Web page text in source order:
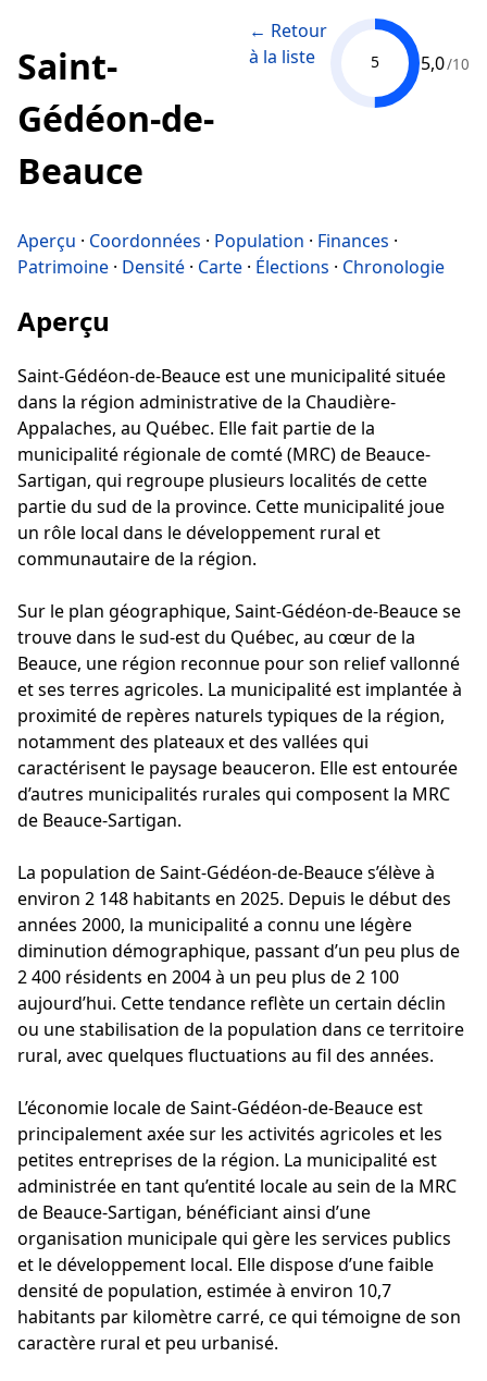
Saint-
Gédéon-de-
Beauce
← Retour
à la liste
5 5,0/10
Aperçu · Coordonnées · Population · Finances ·
Patrimoine · Densité · Carte · Élections · Chronologie
Aperçu
Saint-Gédéon-de-Beauce est une municipalité située
dans la région administrative de la Chaudière-
Appalaches, au Québec. Elle fait partie de la
municipalité régionale de comté (MRC) de Beauce-
Sartigan, qui regroupe plusieurs localités de cette
partie du sud de la province. Cette municipalité joue
un rôle local dans le développement rural et
communautaire de la région.
Sur le plan géographique, Saint-Gédéon-de-Beauce se
trouve dans le sud-est du Québec, au cœur de la
Beauce, une région reconnue pour son relief vallonné
et ses terres agricoles. La municipalité est implantée à
proximité de repères naturels typiques de la région,
notamment des plateaux et des vallées qui
caractérisent le paysage beauceron. Elle est entourée
d’autres municipalités rurales qui composent la MRC
de Beauce-Sartigan.
La population de Saint-Gédéon-de-Beauce s’élève à
environ 2 148 habitants en 2025. Depuis le début des
années 2000, la municipalité a connu une légère
diminution démographique, passant d’un peu plus de
2 400 résidents en 2004 à un peu plus de 2 100
aujourd’hui. Cette tendance reflète un certain déclin
ou une stabilisation de la population dans ce territoire
rural, avec quelques fluctuations au fil des années.
L’économie locale de Saint-Gédéon-de-Beauce est
principalement axée sur les activités agricoles et les
petites entreprises de la région. La municipalité est
administrée en tant qu’entité locale au sein de la MRC
de Beauce-Sartigan, bénéficiant ainsi d’une
organisation municipale qui gère les services publics
et le développement local. Elle dispose d’une faible
densité de population, estimée à environ 10,7
habitants par kilomètre carré, ce qui témoigne de son
caractère rural et peu urbanisé.